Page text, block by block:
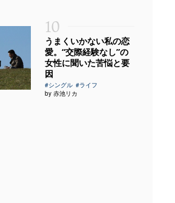
10
うまくいかない私の恋
愛。“交際経験なし”の
女性に聞いた苦悩と要
因
#シングル #ライフ
by 赤池リカ